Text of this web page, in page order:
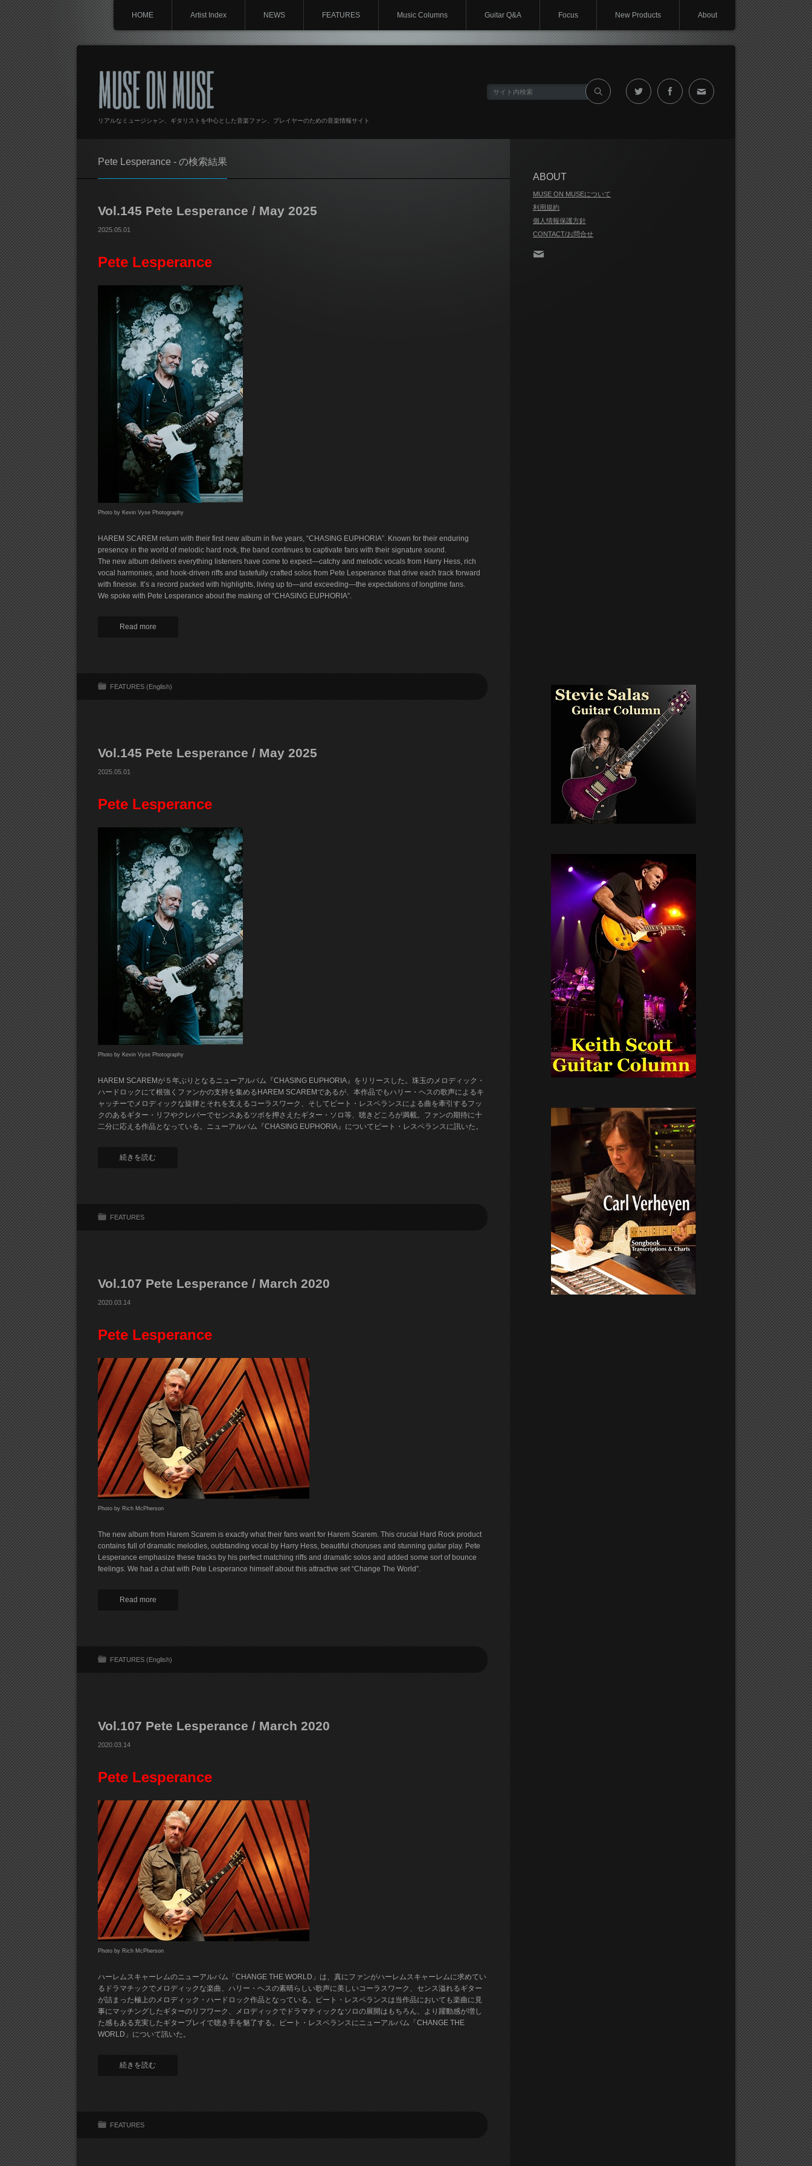
HOME Artist Index NEWS FEATURES Music Columns Guitar Q&A Focus New Products About
MUSE ON MUSE
リアルなミュージシャン、ギタリストを中心とした音楽ファン、プレイヤーのための音楽情報サイト
Twitter Facebook Contact
Pete Lesperance - の検索結果
Vol.145 Pete Lesperance / May 2025
2025.05.01
Pete Lesperance
Photo by Kevin Vyse Photography
HAREM SCAREM return with their first new album in five years, “CHASING EUPHORIA”. Known for their enduring
presence in the world of melodic hard rock, the band continues to captivate fans with their signature sound.
The new album delivers everything listeners have come to expect—catchy and melodic vocals from Harry Hess, rich
vocal harmonies, and hook-driven riffs and tastefully crafted solos from Pete Lesperance that drive each track forward
with finesse. It’s a record packed with highlights, living up to—and exceeding—the expectations of longtime fans.
We spoke with Pete Lesperance about the making of “CHASING EUPHORIA”.
Read more
FEATURES (English)
Vol.145 Pete Lesperance / May 2025
2025.05.01
Pete Lesperance
Photo by Kevin Vyse Photography
HAREM SCAREMが５年ぶりとなるニューアルバム『CHASING EUPHORIA』をリリースした。珠玉のメロディック・
ハードロックにて根強くファンかの支持を集めるHAREM SCAREMであるが、本作品でもハリー・ヘスの歌声によるキ
ャッチーでメロディックな旋律とそれを支えるコーラスワーク、そしてピート・レスペランスによる曲を牽引するフッ
クのあるギター・リフやクレバーでセンスあるツボを押さえたギター・ソロ等、聴きどころが満載。ファンの期待に十
二分に応える作品となっている。ニューアルバム『CHASING EUPHORIA』についてピート・レスペランスに訊いた。
続きを読む
FEATURES
Vol.107 Pete Lesperance / March 2020
2020.03.14
Pete Lesperance
Photo by Rich McPherson
The new album from Harem Scarem is exactly what their fans want for Harem Scarem. This crucial Hard Rock product
contains full of dramatic melodies, outstanding vocal by Harry Hess, beautiful choruses and stunning guitar play. Pete
Lesperance emphasize these tracks by his perfect matching riffs and dramatic solos and added some sort of bounce
feelings. We had a chat with Pete Lesperance himself about this attractive set “Change The World”.
Read more
FEATURES (English)
Vol.107 Pete Lesperance / March 2020
2020.03.14
Pete Lesperance
Photo by Rich McPherson
ハーレムスキャーレムのニューアルバム「CHANGE THE WORLD」は、真にファンがハーレムスキャーレムに求めてい
るドラマチックでメロディックな楽曲、ハリー・ヘスの素晴らしい歌声に美しいコーラスワーク、センス溢れるギター
が詰まった極上のメロディック・ハードロック作品となっている。ピート・レスペランスは当作品においても楽曲に見
事にマッチングしたギターのリフワーク、メロディックでドラマティックなソロの展開はもちろん、より躍動感が増し
た感もある充実したギタープレイで聴き手を魅了する。ピート・レスペランスにニューアルバム「CHANGE THE
WORLD」について訊いた。
続きを読む
FEATURES
ABOUT
MUSE ON MUSEについて
利用規約
個人情報保護方針
CONTACT/お問合せ